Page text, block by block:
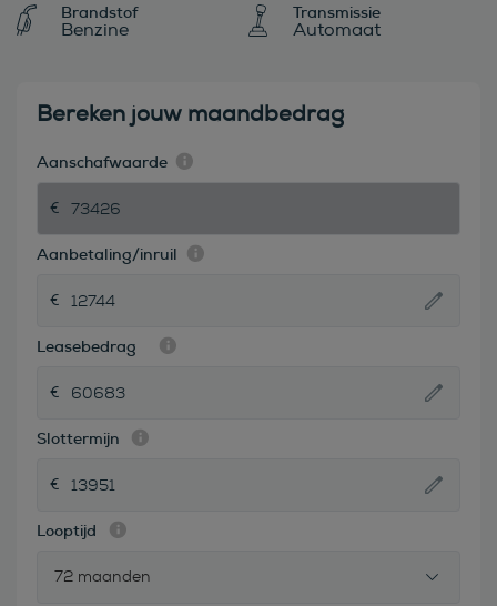
Brandstof
Benzine
Transmissie
Automaat
Bereken jouw maandbedrag
Aanschafwaarde
Aanbetaling/inruil
Leasebedrag
Slottermijn
Looptijd
72 maanden